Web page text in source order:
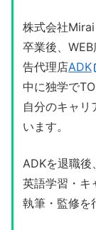
株式会社
卒業後、
告代理店ADK
中に独学で
自分のキャリ
います。
ADKを退職後
英語学習・
執筆・監修を